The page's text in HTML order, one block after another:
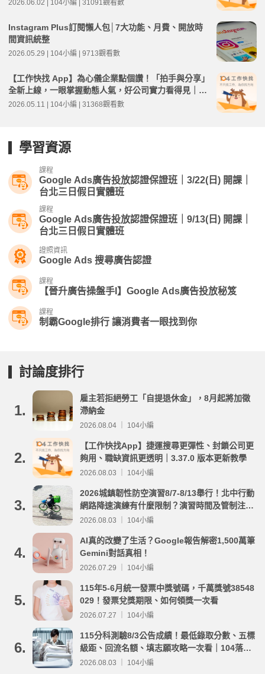
2026.06.02 | 104小編 | 31091觀看數
Instagram Plus訂閱懶人包│7大功能、月費、開放時
間資訊統整
2026.05.29 | 104小編 | 9713觀看數
【工作快找 App】為心儀企業點個讚！「拍手與分享」
全新上線，一眼掌握動態人氣，好公司實力看得見｜3.
33.0 版本更新教學
2026.05.11 | 104小編 | 31368觀看數
學習資源
課程
Google Ads廣告投放認證保證班｜3/22(日) 開課｜
台北三日假日實體班
課程
Google Ads廣告投放認證保證班｜9/13(日) 開課｜
台北三日假日實體班
證照資訊
Google Ads 搜尋廣告認證
課程
【晉升廣告操盤手I】Google Ads廣告投放秘笈
課程
制霸Google排行 讓消費者一眼找到你
討論度排行
1.
雇主若拒絕勞工「自提退休金」，8月起將加徵
滯納金
2026.08.04 ｜ 104小編
2.
【工作快找App】捷運搜尋更彈性、封鎖公司更
夠用、職缺資訊更透明｜3.37.0 版本更新教學
2026.08.03 ｜ 104小編
3.
2026城鎮韌性防空演習8/7-8/13舉行！北中行動
網路降速演練有什麼限制？演習時間及管制注意
事項整理
2026.08.03 ｜ 104小編
4.
AI真的改變了生活？Google報告解密1,500萬筆
Gemini對話真相！
2026.07.29 ｜ 104小編
5.
115年5-6月統一發票中獎號碼，千萬獎號38548
029！發票兌獎期限、如何領獎一次看
2026.07.27 ｜ 104小編
6.
115分科測驗8/3公告成績！最低錄取分數、五標
級距、回流名額、填志願攻略一次看｜104落點
分析
2026.08.03 ｜ 104小編